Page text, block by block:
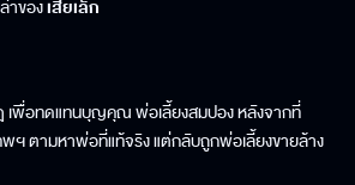
าของเสี่ยเล็ก
เพื่อทดแทนบุญคุณ พ่อเลี้ยงสมปอง หลังจากที่
พฯ ตามหาพ่อที่แท้จริง แต่กลับถูกพ่อเลี้ยงขายล้าง